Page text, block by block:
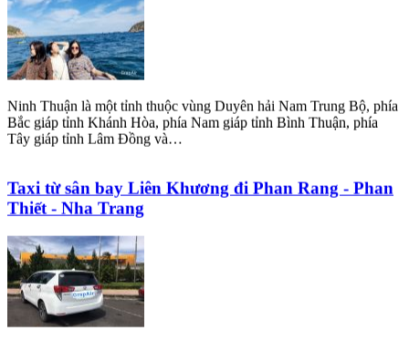
Ninh Thuận là một tỉnh thuộc vùng Duyên hải Nam Trung Bộ, phía
Bắc giáp tỉnh Khánh Hòa, phía Nam giáp tỉnh Bình Thuận, phía
Tây giáp tỉnh Lâm Đồng và…
Taxi từ sân bay Liên Khương đi Phan Rang - Phan
Thiết - Nha Trang